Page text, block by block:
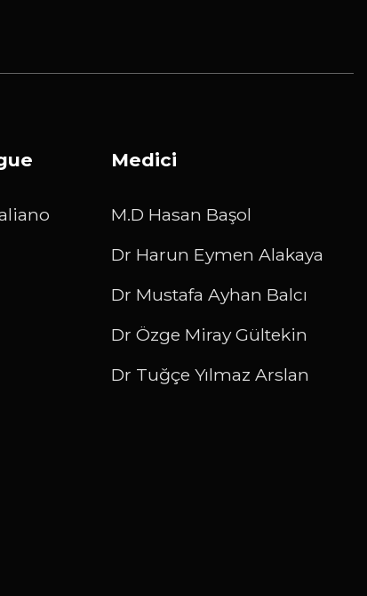
Medici
M.D Hasan Başol
Dr Harun Eymen Alakaya
Dr Mustafa Ayhan Balcı
Dr Özge Miray Gültekin
Dr Tuğçe Yılmaz Arslan